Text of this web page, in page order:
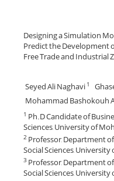
Designing a Simulation
Predict the Development
Free Trade and Industrial
Seyed Ali Naghavi1
Mohammad Bashokouh
1 Ph.D Candidate of
Sciences, University of
2Professor, Department
Social Sciences,
3 Professor, Department
Social Sciences,